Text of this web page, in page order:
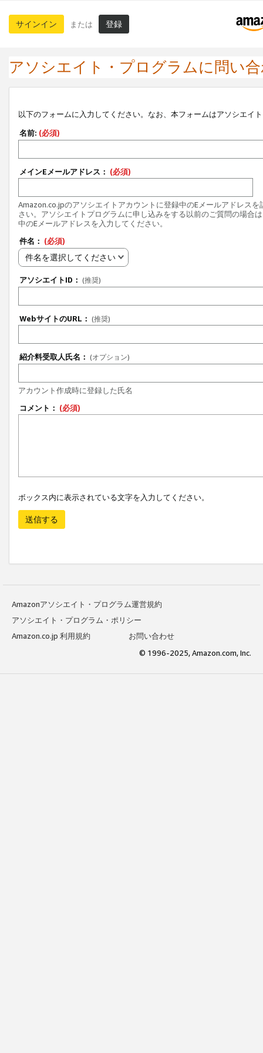
サインイン または 登録
アソシエイト・プログラムに問い
以下のフォームに入力してください。なお、本フォームはアソシエイ
名前: (必須)
メインEメールアドレス： (必須)
Amazon.co.jpのアソシエイトアカウントに登録中のEメールアドレスを
さい。アソシエイトプログラムに申し込みをする以前のご質問の場合
中のEメールアドレスを入力してください。
件名： (必須)
件名を選択してください
アソシエイトID： (推奨)
WebサイトのURL： (推奨)
紹介料受取人氏名： (オプション)
アカウント作成時に登録した氏名
コメント： (必須)
ボックス内に表示されている文字を入力してください。
送信する
Amazonアソシエイト・プログラム運営規約
アソシエイト・プログラム・ポリシー
Amazon.co.jp 利用規約
お問い合わせ
© 1996-2025, Amazon.com, Inc.